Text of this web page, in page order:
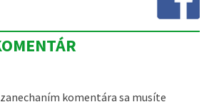
komentára sa musíte